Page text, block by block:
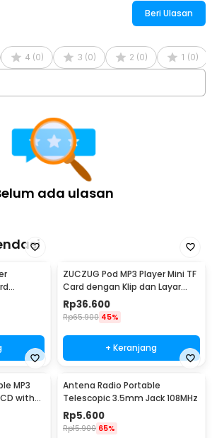
Beri Ulasan
4 (0) 3 (0) 2 (0) 1 (0)
ada ulasan
ZUCZUG Pod MP3 Player Mini TF
Card dengan Klip dan Layar
LCD - ZC10
Rp36.600
Rp65.900 45%
+ Keranjang
MP3
with
Antena Radio Portable
Telescopic 3.5mm Jack 108MHz
Rp5.600
Rp15.900 65%